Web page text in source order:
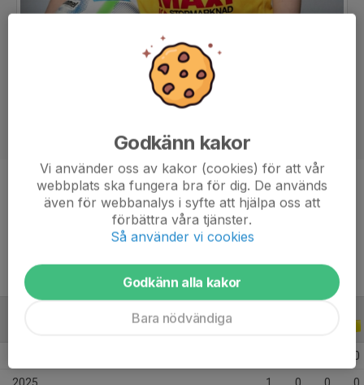
Position
-
10 år
ALLA ÅR
0
Godkänn kakor
Vi använder oss av kakor (cookies) för att vår
webbplats ska fungera bra för dig. De används
även för webbanalys i syfte att hjälpa oss att
förbättra våra tjänster.
Så använder vi cookies
Godkänn alla kakor
Bara nödvändiga